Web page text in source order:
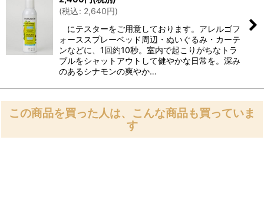
(税込: 2,640円)
にテスターをご用意しております。アレルゴフ
ォーススプレーベッド周辺・ぬいぐるみ・カーテ
ンなどに、1回約10秒。室内で起こりがちなトラ
ブルをシャットアウトして健やかな日常を。深み
のあるシナモンの爽やか…
この商品を買った人は、こんな商品も買っていま
す